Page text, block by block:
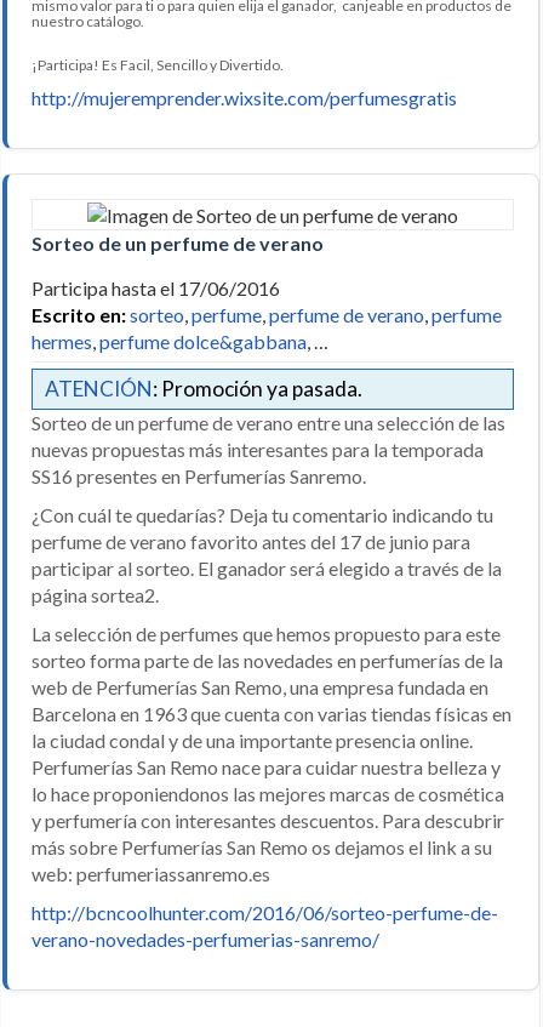
mismo valor para ti o para quien elija el ganador, canjeable en productos de
nuestro catálogo.
¡Participa! Es Facil, Sencillo y Divertido.
http://mujeremprender.wixsite.com/perfumesgratis
Sorteo de un perfume de verano
Participa hasta el 17/06/2016
Escrito en:sorteo,perfume,perfume de verano,perfume
hermes,perfume dolce&gabbana, …
ATENCIÓN: Promoción ya pasada.
Sorteo de un perfume de verano entre una selección de las
nuevas propuestas más interesantes para la temporada
SS16 presentes en Perfumerías Sanremo.
¿Con cuál te quedarías? Deja tu comentario indicando tu
perfume de verano favorito antes del 17 de junio para
participar al sorteo. El ganador será elegido a través de la
página sortea2.
La selección de perfumes que hemos propuesto para este
sorteo forma parte de las novedades en perfumerías de la
web de Perfumerías San Remo, una empresa fundada en
Barcelona en 1963 que cuenta con varias tiendas físicas en
la ciudad condal y de una importante presencia online.
Perfumerías San Remo nace para cuidar nuestra belleza y
lo hace proponiendonos las mejores marcas de cosmética
y perfumería con interesantes descuentos. Para descubrir
más sobre Perfumerías San Remo os dejamos el link a su
web: perfumeriassanremo.es
http://bcncoolhunter.com/2016/06/sorteo-perfume-de-
verano-novedades-perfumerias-sanremo/